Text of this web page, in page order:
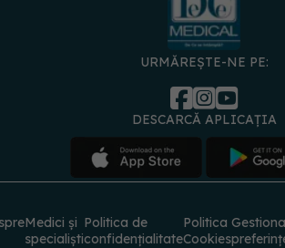
URMĂREȘTE-NE PE:
DESCARCĂ APLICAȚIA
Medici și
specialiști
Politica de
confidențialitate
Politica
Cookies